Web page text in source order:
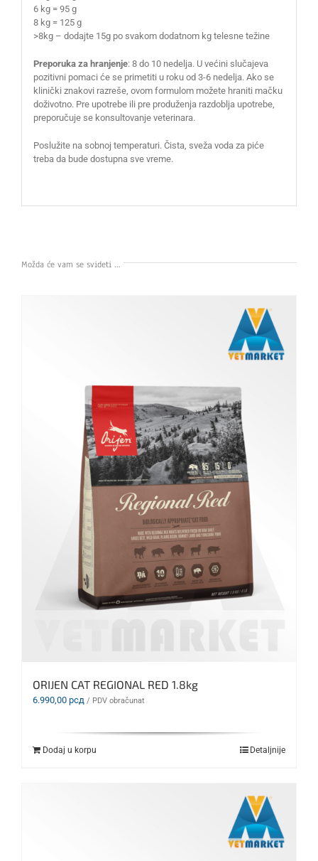
6 kg = 95 g
8 kg = 125 g
>8kg – dodajte 15g po svakom dodatnom kg telesne težine
Preporuka za hranjenje: 8 do 10 nedelja. U većini slučajeva
pozitivni pomaci će se primetiti u roku od 3-6 nedelja. Ako se
klinički znakovi razreše, ovom formulom možete hraniti mačku
doživotno. Pre upotrebe ili pre produženja razdoblja upotrebe,
preporučuje se konsultovanje veterinara.
Poslužite na sobnoj temperaturi. Čista, sveža voda za piće
treba da bude dostupna sve vreme.
Možda će vam se svideti …
ORIJEN CAT REGIONAL RED 1.8kg
6.990,00 рсд / PDV obračunat
Dodaj u korpu Detaljnije